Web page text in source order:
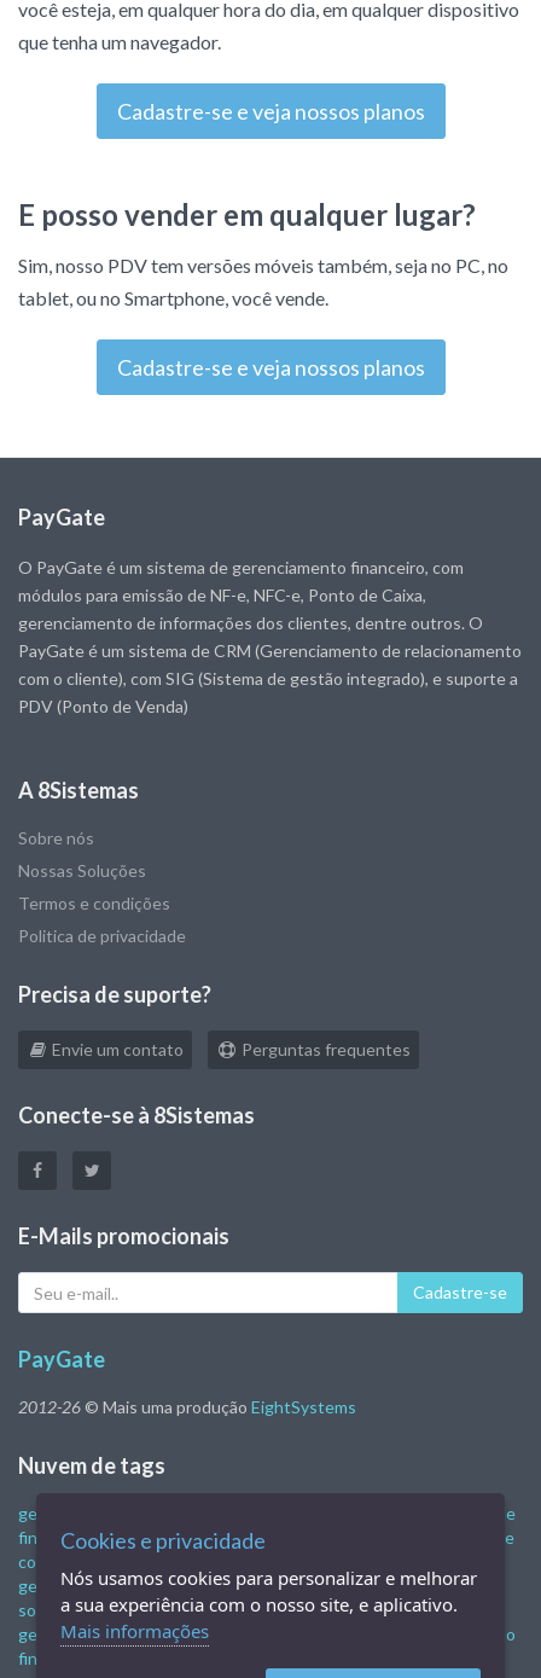
você esteja, em qualquer hora do dia, em qualquer dispositivo
que tenha um navegador.
Cadastre-se e veja nossos planos
E posso vender em qualquer lugar?
Sim, nosso PDV tem versões móveis também, seja no PC, no
tablet, ou no Smartphone, você vende.
Cadastre-se e veja nossos planos
PayGate
O PayGate é um sistema de gerenciamento financeiro, com
módulos para emissão de NF-e, NFC-e, Ponto de Caixa,
gerenciamento de informações dos clientes, dentre outros. O
PayGate é um sistema de CRM (Gerenciamento de relacionamento
com o cliente), com SIG (Sistema de gestão integrado), e suporte a
PDV (Ponto de Venda)
A 8Sistemas
Sobre nós
Nossas Soluções
Termos e condições
Politica de privacidade
Precisa de suporte?
Envie um contato Perguntas frequentes
Conecte-se à 8Sistemas
E-Mails promocionais
e-
Cadastre-se
PayGate
2012-26 © Mais uma produção EightSystems
Nuvem de tags
gestão financeira
controle
financeiro empresarial sistema de gestão empresarial
programa de
controle financeiro
gestão empresarial software de gestão empresarial gratuito
software de gestão financeira gestão administrativa e financeira
gestão financeira empresarial
gestão
financeira online
Cookies e privacidade
Nós usamos cookies para personalizar e melhorar
a sua experiência com o nosso site, e aplicativo.
Mais informações